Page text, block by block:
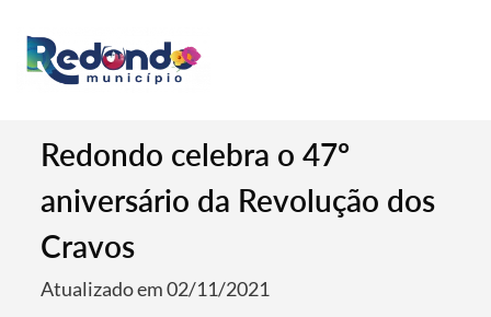
Redondo celebra o 47º
aniversário da Revolução dos
Cravos
Atualizado em 02/11/2021